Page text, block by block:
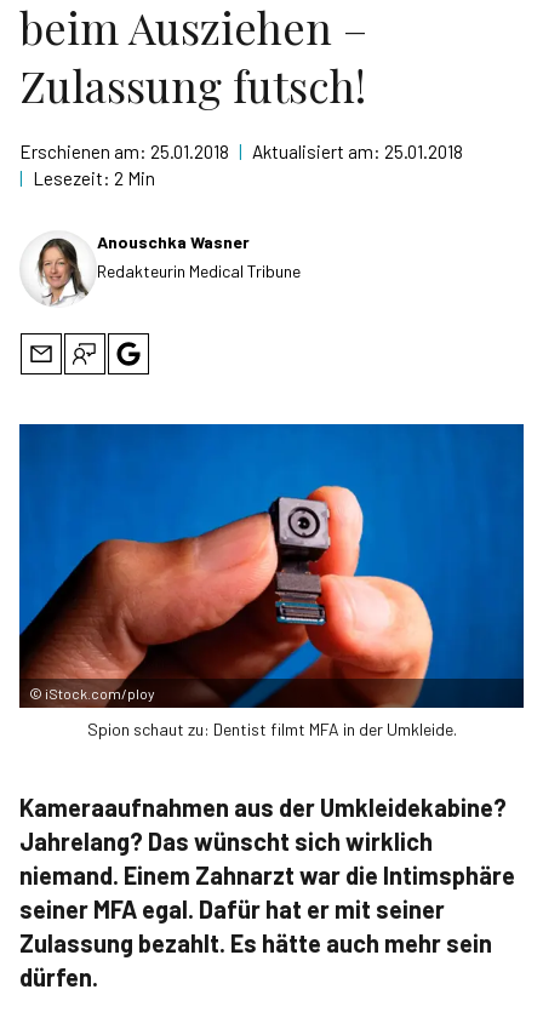
beim Ausziehen –
Zulassung futsch!
Erschienen am: 25.01.2018 | Aktualisiert am: 25.01.2018
| Lesezeit: 2 Min
Anouschka Wasner
Redakteurin Medical Tribune
© iStock.com/ploy
Spion schaut zu: Dentist filmt MFA in der Umkleide.
Kameraaufnahmen aus der Umkleidekabine?
Jahrelang? Das wünscht sich wirklich
niemand. Einem Zahnarzt war die Intimsphäre
seiner MFA egal. Dafür hat er mit seiner
Zulassung bezahlt. Es hätte auch mehr sein
dürfen.